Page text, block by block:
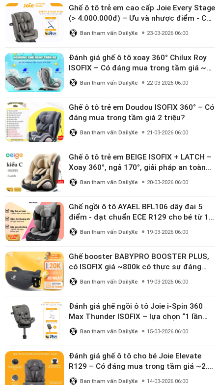
Ghế ô tô trẻ em cao cấp Joie Every Stage
(> 4.000.000đ) – Ưu và nhược điểm - Có
đáng đầu tư cho bé từ 0–12 tuổi?
Ban tham vấn DailyXe 23-03-2026 06:00
Đánh giá ghế ô tô xoay 360° Chilux Roy
ISOFIX – Có đáng mua trong tầm giá ~3
triệu
Ban tham vấn DailyXe 22-03-2026 06:00
Ghế ô tô trẻ em Doudou ISOFIX 360° – Có
đáng mua trong tầm giá 2 triệu?
Ban tham vấn DailyXe 21-03-2026 06:00
Ghế ô tô trẻ em BEIGE ISOFIX + LATCH –
Xoay 360°, ngả 170°, giải pháp an toàn
linh hoạt cho bé 0–10 tuổi
Ban tham vấn DailyXe 20-03-2026 06:00
Ghế ngồi ô tô AYAEL BFL106 dây đai 5
điểm - đạt chuẩn ECE R129 cho bé từ 1–
10 tuổi
Ban tham vấn DailyXe 19-03-2026 06:00
Ghế booster BABYPRO BOOSTER PLUS,
có ISOFIX giá ~800k có thực sự đáng
mua?
Ban tham vấn DailyXe 19-03-2026 06:00
Đánh giá ghế ngồi ô tô Joie i-Spin 360
Max Thunder ISOFIX – lựa chọn “1 lần
dùng đến 12 năm” có đáng giá gần 9
triệu?
Ban tham vấn DailyXe 15-03-2026 06:00
Đánh giá ghế ô tô cho bé Joie Elevate
R129 – Có đáng mua trong tầm giá ~2.8
triệu?
Ban tham vấn DailyXe 14-03-2026 06:00